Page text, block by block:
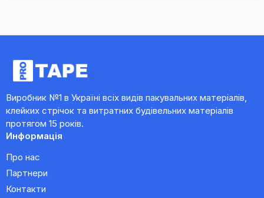
Виробник №1 в Україні всіх видів пакувальних матеріалів,
клейких стрічок та витратних будівельних матеріалів
протягом 15 років.
Информація
Про нас
Партнери
Контакти